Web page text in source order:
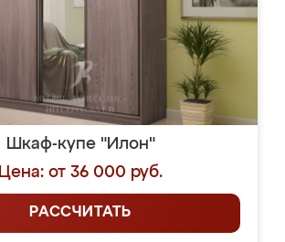
Шкаф-купе "Илон"
Цена: от 36 000 руб.
РАССЧИТАТЬ